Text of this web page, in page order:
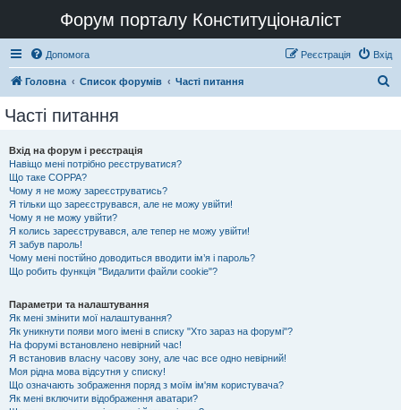
Форум порталу Конституціоналіст
Допомога Вхід
Реєстрація
Головна Список форумів Часті питання
Часті питання
Вхід на форум і реєстрація
Навіщо мені потрібно реєструватися?
Що таке COPPA?
Чому я не можу зареєструватись?
Я тільки що зареєструвався, але не можу увійти!
Чому я не можу увійти?
Я колись зареєструвався, але тепер не можу увійти!
Я забув пароль!
Чому мені постійно доводиться вводити ім’я і пароль?
Що робить функція "Видалити файли cookie"?
Параметри та налаштування
Як мені змінити мої налаштування?
Як уникнути появи мого імені в списку "Хто зараз на форумі"?
На форумі встановлено невірний час!
Я встановив власну часову зону, але час все одно невірний!
Моя рідна мова відсутня у списку!
Що означають зображення поряд з моїм ім'ям користувача?
Як мені включити відображення аватари?